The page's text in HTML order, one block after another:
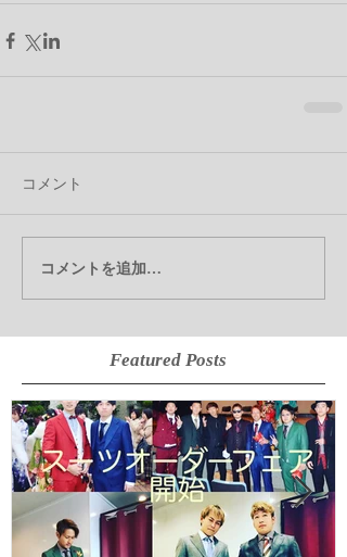
コメント
コメントを追加…
Featured Posts